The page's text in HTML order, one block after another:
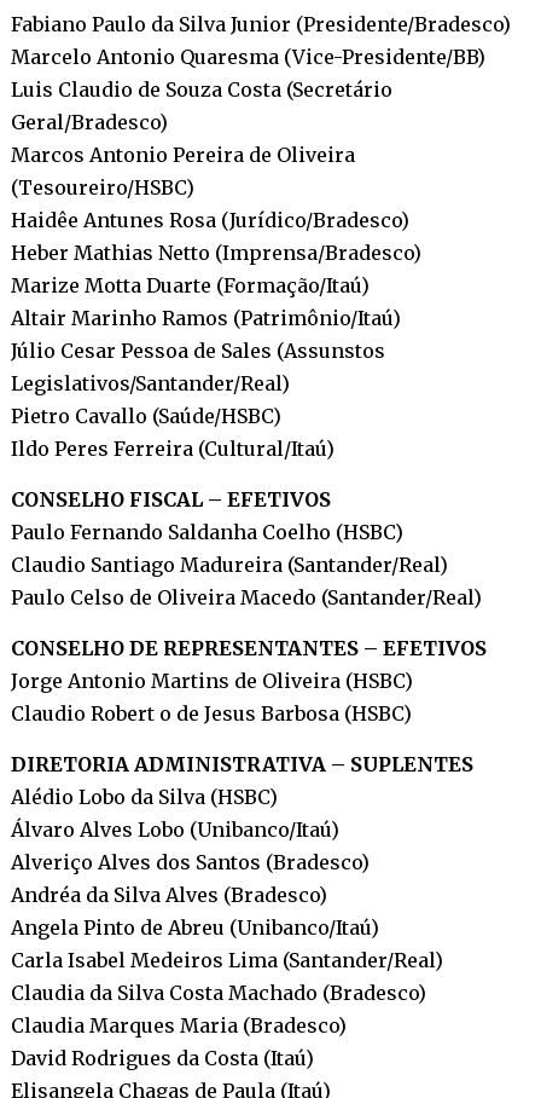
Fabiano Paulo da Silva Junior (Presidente/Bradesco)
Marcelo Antonio Quaresma (Vice-Presidente/BB)
Luis Claudio de Souza Costa (Secretário
Geral/Bradesco)
Marcos Antonio Pereira de Oliveira
(Tesoureiro/HSBC)
Haidêe Antunes Rosa (Jurídico/Bradesco)
Heber Mathias Netto (Imprensa/Bradesco)
Marize Motta Duarte (Formação/Itaú)
Altair Marinho Ramos (Patrimônio/Itaú)
Júlio Cesar Pessoa de Sales (Assunstos
Legislativos/Santander/Real)
Pietro Cavallo (Saúde/HSBC)
Ildo Peres Ferreira (Cultural/Itaú)
CONSELHO FISCAL – EFETIVOS
Paulo Fernando Saldanha Coelho (HSBC)
Claudio Santiago Madureira (Santander/Real)
Paulo Celso de Oliveira Macedo (Santander/Real)
CONSELHO DE REPRESENTANTES – EFETIVOS
Jorge Antonio Martins de Oliveira (HSBC)
Claudio Robert o de Jesus Barbosa (HSBC)
DIRETORIA ADMINISTRATIVA – SUPLENTES
Alédio Lobo da Silva (HSBC)
Álvaro Alves Lobo (Unibanco/Itaú)
Alveriço Alves dos Santos (Bradesco)
Andréa da Silva Alves (Bradesco)
Angela Pinto de Abreu (Unibanco/Itaú)
Carla Isabel Medeiros Lima (Santander/Real)
Claudia da Silva Costa Machado (Bradesco)
Claudia Marques Maria (Bradesco)
David Rodrigues da Costa (Itaú)
Elisangela Chagas de Paula (Itaú)